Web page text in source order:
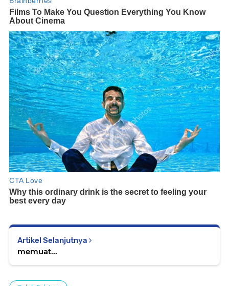
Artikel Selanjutnya
memuat...